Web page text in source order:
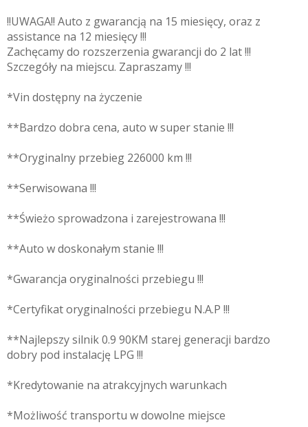
!!UWAGA!! Auto z gwarancją na 15 miesięcy, oraz z
assistance na 12 miesięcy !!!
Zachęcamy do rozszerzenia gwarancji do 2 lat !!!
Szczegóły na miejscu. Zapraszamy !!!
*Vin dostępny na życzenie
**Bardzo dobra cena, auto w super stanie !!!
**Oryginalny przebieg 226000 km !!!
**Serwisowana !!!
**Świeżo sprowadzona i zarejestrowana !!!
**Auto w doskonałym stanie !!!
*Gwarancja oryginalności przebiegu !!!
*Certyfikat oryginalności przebiegu N.A.P !!!
**Najlepszy silnik 0.9 90KM starej generacji bardzo
dobry pod instalację LPG !!!
*Kredytowanie na atrakcyjnych warunkach
*Możliwość transportu w dowolne miejsce